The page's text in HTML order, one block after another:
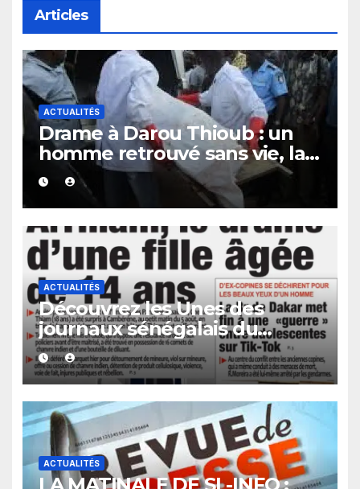
Articles
ACTUALITÉS
Drame à Darou Thioub : un
homme retrouvé sans vie, la
présence de traces de sang
alimente les premières
investigations.
ACTUALITÉS
Découvrez les Unes des
journaux sénégalais du
vendredi 07 août 2026
ACTUALITÉS